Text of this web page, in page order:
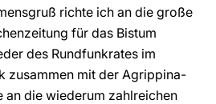
richte ich an die große
für das Bistum
des Rundfunkrates im
zusammen mit der Agrippina-
an die wiederum zahlreichen